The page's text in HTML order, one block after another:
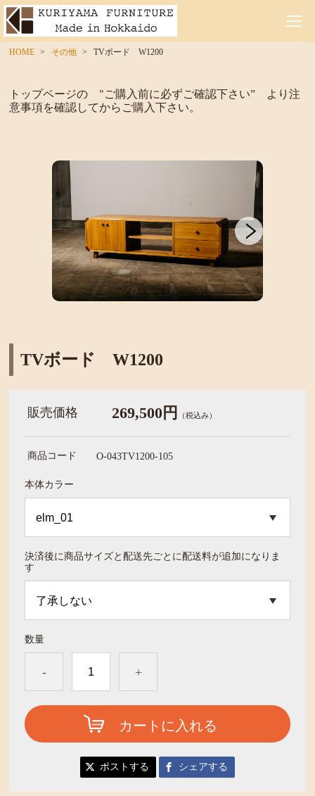
HOME その他 TVボード W1200
トップページの "ご購入前に必ずご確認下さい” より注
意事項を確認してからご購入下さい。
TVボード W1200
販売価格 269,500円 （税込み）
商品コード O-043TV1200-105
本体カラー
決済後に商品サイズと配送先ごとに配送料が追加になりま
す
数量
- +
カートに入れる
ポストする シェアする